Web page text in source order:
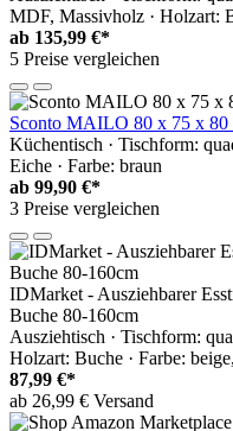
MDF, Massivholz · Holzart:
ab 135,99 €*
5 Preise vergleichen
Sconto MAILO 80 x 75 x 80
Küchentisch · Tischform:
Eiche · Farbe: braun
ab 99,90 €*
3 Preise vergleichen
IDMarket - Ausziehbarer
Buche 80-160cm
Ausziehtisch · Tischform:
Holzart: Buche · Farbe:
87,99 €*
ab 26,99 € Versand